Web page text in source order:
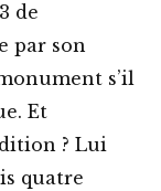
de
par son
s’il
Et
? Lui
quatre